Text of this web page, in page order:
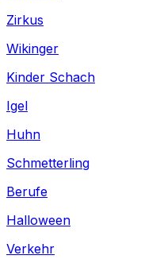
Zirkus
Wikinger
Kinder Schach
Igel
Huhn
Schmetterling
Berufe
Halloween
Verkehr